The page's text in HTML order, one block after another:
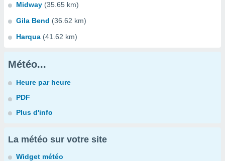
Midway (35.65 km)
Gila Bend (36.62 km)
Harqua (41.62 km)
Météo...
Heure par heure
PDF
Plus d'info
La météo sur votre site
Widget météo